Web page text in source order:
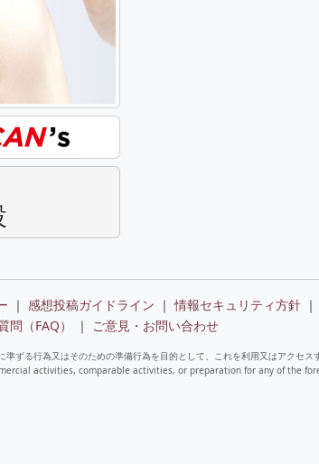
｜ 感想投稿ガイドライン ｜情報セキュリティ方針 ｜
問（FAQ） ｜ ご意見・お問い合わせ
ずる行為又はそのための準備行為を目的として、これを利用又はアクセス
activities, comparable activities, or preparation for any of the